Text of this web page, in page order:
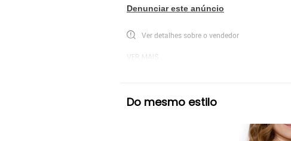
Denunciar este anúncio
Ver detalhes sobre o vendedor
VER MAIS
Do mesmo estilo